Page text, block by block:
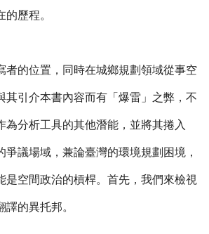
歷程。
的位置，同時在城鄉規劃領域從事空
其引介本書內容而有「爆雷」之弊，不
為分析工具的其他潛能，並將其捲入
爭議場域，兼論臺灣的環境規劃困境，
是空間政治的槓桿。首先，我們來檢視
譯的異托邦。